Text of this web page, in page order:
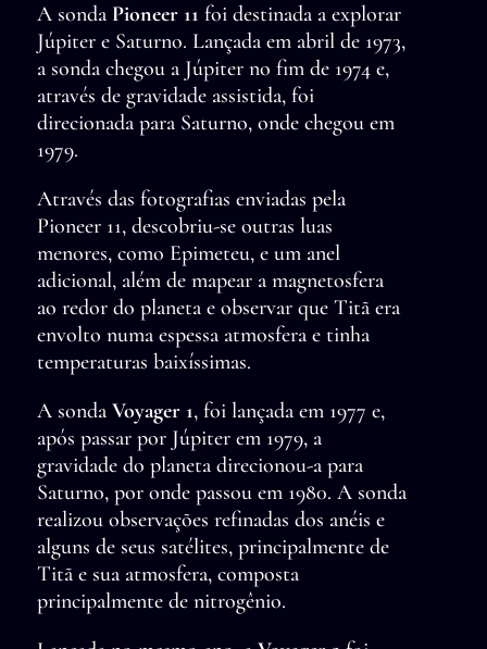
A sonda Pioneer 11 foi destinada a explorar
Júpiter e Saturno. Lançada em abril de 1973,
a sonda chegou a Júpiter no fim de 1974 e,
através de gravidade assistida, foi
direcionada para Saturno, onde chegou em
1979.
Através das fotografias enviadas pela
Pioneer 11, descobriu-se outras luas
menores, como Epimeteu, e um anel
adicional, além de mapear a magnetosfera
ao redor do planeta e observar que Titã era
envolto numa espessa atmosfera e tinha
temperaturas baixíssimas.
A sonda Voyager 1, foi lançada em 1977 e,
após passar por Júpiter em 1979, a
gravidade do planeta direcionou-a para
Saturno, por onde passou em 1980. A sonda
realizou observações refinadas dos anéis e
alguns de seus satélites, principalmente de
Titã e sua atmosfera, composta
principalmente de nitrogênio.